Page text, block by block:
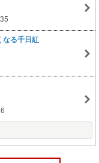
なる千日紅